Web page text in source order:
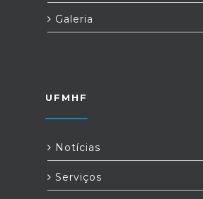
Galeria
UFMHF
Notícias
Serviços